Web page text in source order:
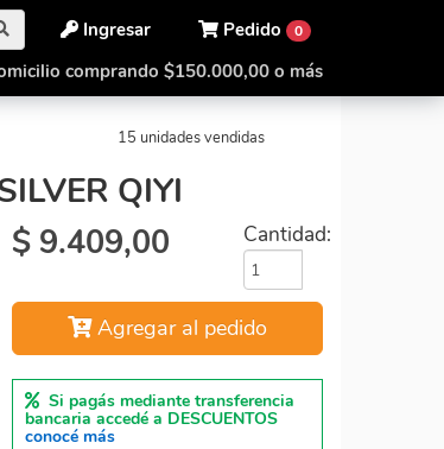
Pedido 0
Ingresar
comprando $150.000,00 o más
SILVER Mirror 3X3 Black Silver Qiyi
15 unidades vendidas
QIYI
$ 9.409,00 Cantidad:
Agregar al pedido
Si pagás mediante transferencia
bancaria accedé a DESCUENTOS
conocé más